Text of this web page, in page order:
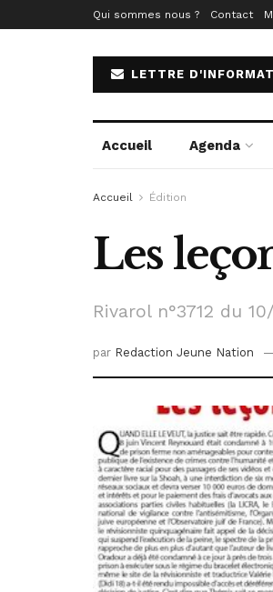
Qui sommes nous ? Contact
LETTRE
Accueil Agenda
Accueil Édition
Les
Rivarol n°3712 du
par Redaction Jeune Nation